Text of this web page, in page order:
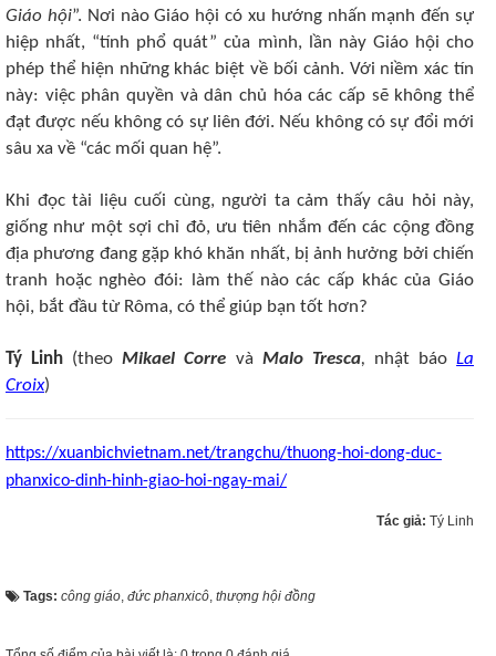
Giáo hội”. Nơi nào Giáo hội có xu hướng nhấn mạnh đến sự
hiệp nhất, “tính phổ quát” của mình, lần này Giáo hội cho
phép thể hiện những khác biệt về bối cảnh. Với niềm xác tín
này: việc phân quyền và dân chủ hóa các cấp sẽ không thể
đạt được nếu không có sự liên đới. Nếu không có sự đổi mới
sâu xa về “các mối quan hệ”.
Khi đọc tài liệu cuối cùng, người ta cảm thấy câu hỏi này,
giống như một sợi chỉ đỏ, ưu tiên nhắm đến các cộng đồng
địa phương đang gặp khó khăn nhất, bị ảnh hưởng bởi chiến
tranh hoặc nghèo đói: làm thế nào các cấp khác của Giáo
hội, bắt đầu từ Rôma, có thể giúp bạn tốt hơn?
Tý Linh (theo Mikael Corre và Malo Tresca, nhật báo La
Croix)
https://xuanbichvietnam.net/trangchu/thuong-hoi-dong-duc-
phanxico-dinh-hinh-giao-hoi-ngay-mai/
Tác giả: Tý Linh
Tags: công giáo đức phanxicô thượng hội đồng